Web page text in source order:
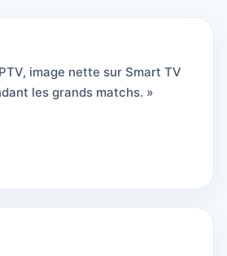
image nette sur Smart TV
les grands matchs. »